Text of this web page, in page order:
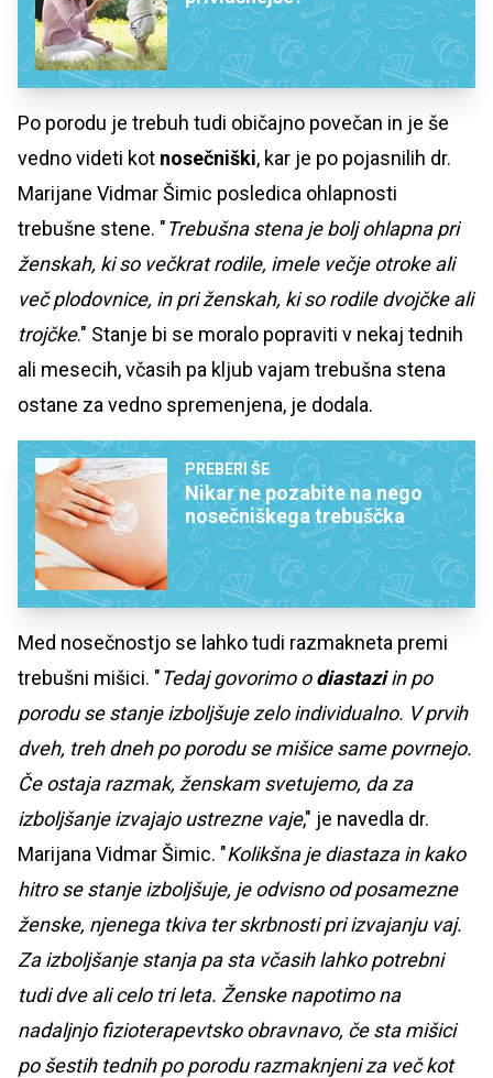
Po porodu je trebuh tudi običajno povečan in je še
vedno videti kot nosečniški, kar je po pojasnilih dr.
Marijane Vidmar Šimic posledica ohlapnosti
trebušne stene. "Trebušna stena je bolj ohlapna pri
ženskah, ki so večkrat rodile, imele večje otroke ali
več plodovnice, in pri ženskah, ki so rodile dvojčke ali
trojčke." Stanje bi se moralo popraviti v nekaj tednih
ali mesecih, včasih pa kljub vajam trebušna stena
ostane za vedno spremenjena, je dodala.
PREBERI ŠE
Nikar ne pozabite na nego
nosečniškega trebuščka
Med nosečnostjo se lahko tudi razmakneta premi
trebušni mišici. "Tedaj govorimo odiastaziin po
porodu se stanje izboljšuje zelo individualno. V prvih
dveh, treh dneh po porodu se mišice same povrnejo.
Če ostaja razmak, ženskam svetujemo, da za
izboljšanje izvajajo ustrezne vaje," je navedla dr.
Marijana Vidmar Šimic. "Kolikšna je diastaza in kako
hitro se stanje izboljšuje, je odvisno od posamezne
ženske, njenega tkiva ter skrbnosti pri izvajanju vaj.
Za izboljšanje stanja pa sta včasih lahko potrebni
tudi dve ali celo tri leta. Ženske napotimo na
nadaljnjo fizioterapevtsko obravnavo, če sta mišici
po šestih tednih po porodu razmaknjeni za več kot